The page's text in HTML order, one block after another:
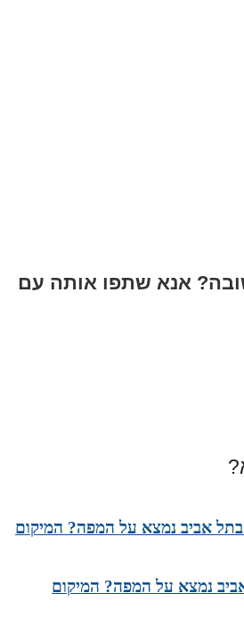
אנא שתפו אותה עם
בתל אביב נמצא על המפה? המיקום
נמצא על המפה? המיקום